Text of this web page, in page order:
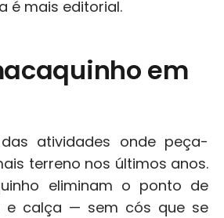
é mais editorial.
em
atividades onde peça-
terreno nos últimos anos.
eliminam o ponto de
e calça — sem cós que se